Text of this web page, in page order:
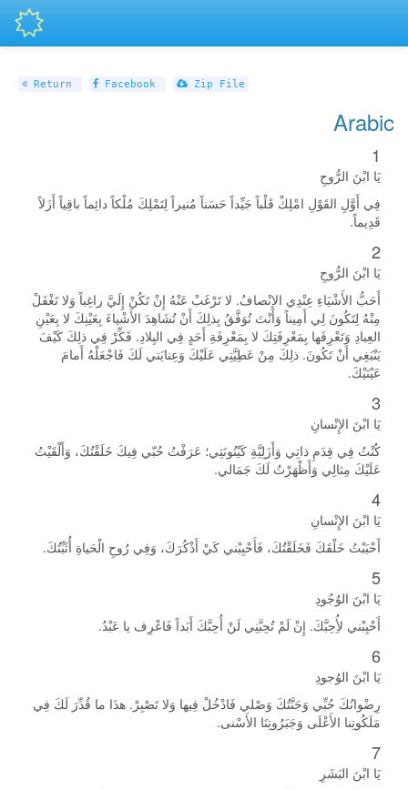
Return Facebook Zip File
Arabic
1
يَا ابْنَ الرُّوحِ
فِي أَوَّلِ القَوْلِ امْلِكْ قَلْباً جَيِّداً حَسَناً مُنيراً لِتَمْلِكَ مُلْكاً دائِماً باقِياً أَزَلاً
قَدِيماً.
2
يَا ابْنَ الرُّوحِ
أَحَبُّ الأَشْيَاءِ عِنْدِي الإنْصافُ. لا تَرْغَبْ عَنْهُ إِنْ تَكُنْ إِلَيَّ راغِباً وَلا تَغْفَلْ
مِنْهُ لِتَكُونَ لِي أَمِيناً وَأَنْتَ تُوَفَّقُ بِذلِكَ أَنْ تُشَاهِدَ الأَشْياءَ بِعَيْنِكَ لا بِعَيْنِ
العِبادِ وَتَعْرِفَها بِمَعْرِفَتِكَ لا بِمَعْرِفَةِ أَحَدٍ فِي البِلادِ. فَكِّرْ فِي ذلِكَ كَيْفَ
يَنْبَغِي أَنْ تَكُونَ. ذلِكَ مِنْ عَطِيَّتِي عَلَيْكَ وَعِنايَتي لَكَ فَاجْعَلْهُ أَمامَ
عَيْنَيْكَ.
3
يَا ابْنَ الإِنْسانِ
كُنْتُ فِي قِدَمِ ذاتِي وَأَزَلِيَّةِ كَيْنُونَتِي؛ عَرَفْتُ حُبّي فِيكَ خَلَقْتُكَ، وَأَلْقَيْتُ
عَلَيْكَ مِثالِي وَأَظْهَرْتُ لَكَ جَمَالي.
4
يَا ابْنَ الإِنْسانِ
أَحْبَبْتُ خَلْقَكَ فَخَلَقْتُكَ، فَأَحْبِبْني كَيْ أَذْكُرَكَ، وَفِي رُوحِ الْحَياةِ أُثَبِّتُكَ.
5
يَا ابْنَ الوُجُودِ
أَحْبِبْني لأُِحِبَّكَ. إِنْ لَمْ تُحِبَّنِي لَنْ أُحِبَّكَ أَبَداً فَاعْرِف يا عَبْدُ.
6
يَا ابْنَ الوُجودِ
رِضْوانُكَ حُبِّي وَجَنَّتُكَ وَصْلي فَادْخُلْ فِيها وَلا تَصْبِرْ. هذَا ما قُدِّرَ لَكَ فِي
مَلَكُوتِنا الأَعْلَى وَجَبَرُوتِنَا الأَسْنى.
7
يَا ابْنَ البَشَرِ